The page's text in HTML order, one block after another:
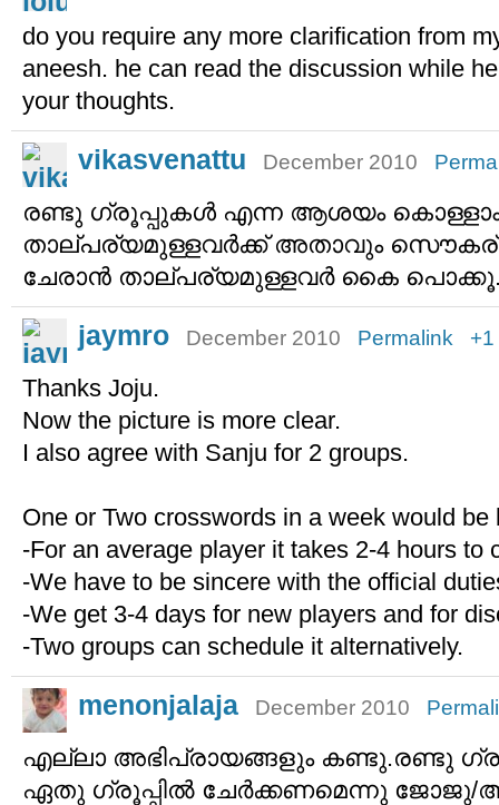
do you require any more clarification from
aneesh. he can read the discussion while
your thoughts.
vikasvenattu December 2010
രണ്ടു ഗ്രൂപ്പുകള്‍ എന്ന ആശയം കൊള്ളാം.
താല്പര്യമുള്ളവര്‍ക്ക് അതാവും
ചേരാന്‍ താല്പര്യമുള്ളവര്‍ കൈ
jaymro December 2010 Permalink +1
Thanks Joju.
Now the picture is more clear.
I also agree with Sanju for 2 groups.
One or Two crosswords in a week would be
-For an average player it takes 2-4 hours to
-We have to be sincere with the official
-We get 3-4 days for new players and for
-Two groups can schedule it alternatively.
menonjalaja December 2010
എല്ലാ അഭിപ്രായങ്ങളും കണ്ടു.രണ്ടു
ഏതു ഗ്രൂപ്പില്‍ ചേര്‍ക്കണമെന്നു ജോജു/